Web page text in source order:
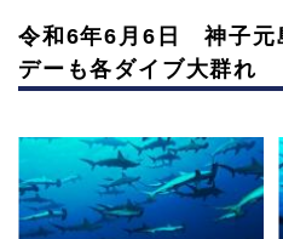
の
ダ
イ
日
神
元
島
３
令和6年6月6日 神子元
デーも各ダイブ大群れ